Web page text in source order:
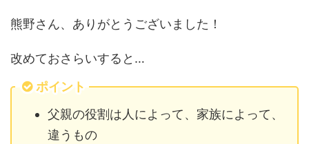
熊野さん、ありがとうございました！
改めておさらいすると…
ポイント
父親の役割は人によって、家族によって、
違うもの